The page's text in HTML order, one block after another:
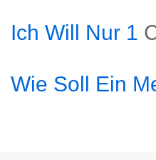
Ich Will Nur 1
Wie Soll Ein